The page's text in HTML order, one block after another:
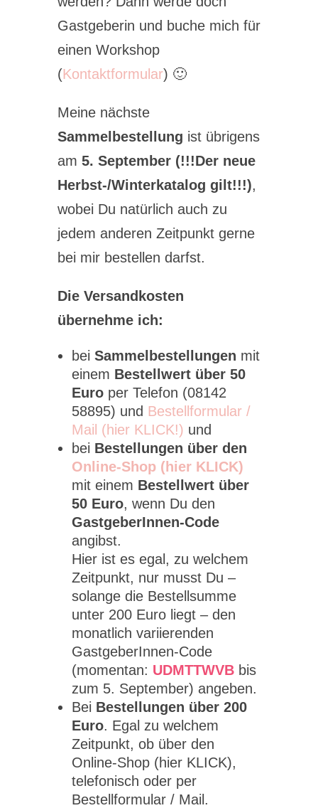
Gastgeberin und buche mich für
einen Workshop
(Kontaktformular) 🙂
Meine nächste
Sammelbestellung ist übrigens
am 5. September (!!!Der neue
Herbst-/Winterkatalog gilt!!!),
wobei Du natürlich auch zu
jedem anderen Zeitpunkt gerne
bei mir bestellen darfst.
Die Versandkosten
übernehme ich:
bei Sammelbestellungen mit
einem Bestellwert über 50
Euro per Telefon (08142
58895) und Bestellformular /
Mail (hier KLICK!) und
bei Bestellungen über den
Online-Shop (hier KLICK)
mit einem Bestellwert über
50 Euro, wenn Du den
GastgeberInnen-Code
angibst.
Hier ist es egal, zu welchem
Zeitpunkt, nur musst Du –
solange die Bestellsumme
unter 200 Euro liegt – den
monatlich variierenden
GastgeberInnen-Code
(momentan: UDMTTWVBbis
zum 5. September) angeben.
Bei Bestellungen über 200
Euro. Egal zu welchem
Zeitpunkt, ob über den
Online-Shop (hier KLICK),
telefonisch oder per
Bestellformular / Mail.